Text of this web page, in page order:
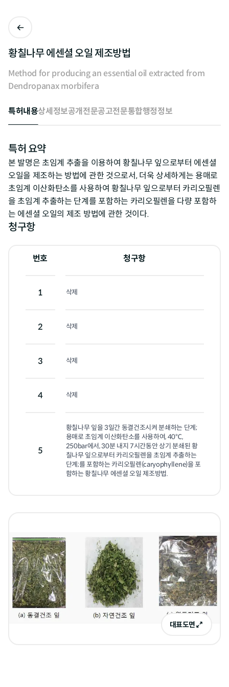
황칠나무 에센셜 오일 제조방법
Method for producing an essential oil extracted from
Dendropanax morbifera
특허내용상세정보공개전문공고전문통합행정정보
특허 요약
본 발명은 초임계 추출을 이용하여 황칠나무 잎으로부터 에센셜
오일을 제조하는 방법에 관한 것으로서, 더욱 상세하게는 용매로
초임계 이산화탄소를 사용하여 황칠나무 잎으로부터 카리오필렌
을 초임계 추출하는 단계를 포함하는 카리오필렌을 다량 포함하
는 에센셜 오일의 제조 방법에 관한 것이다.
청구항
번호 청구항
1 삭제
2 삭제
3 삭제
4 삭제
5
황칠나무 잎을 3일간 동결건조시켜 분쇄하는 단계;
용매로 초임계 이산화탄소를 사용하여, 40℃,
250bar에서, 30분 내지 7시간동안 상기 분쇄된 황
칠나무 잎으로부터 카리오필렌을 초임계 추출하는
단계;를 포함하는 카리오필렌(caryophyllene)을 포
함하는 황칠나무 에센셜 오일 제조방법.
대표도면